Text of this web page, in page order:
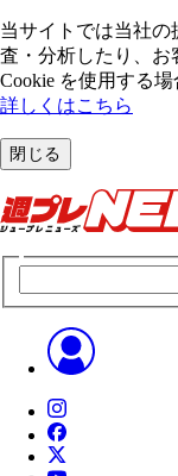
当サイトでは当社の
査・分析したり、お
Cookie を使⽤する場
詳しくはこちら
閉じる